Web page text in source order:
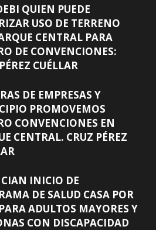
QUIEN PUEDE
USO DE TERRENO
CENTRAL PARA
DE CONVENCIONES:
CUÉLLAR
DE EMPRESAS Y
PROMOVEMOS
CONVENCIONES EN
CENTRAL. CRUZ PÉREZ
INICIO DE
DE SALUD CASA POR
ADULTOS MAYORES Y
CON DISCAPACIDAD